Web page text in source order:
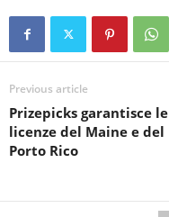
Previous article
Prizepicks garantisce le
licenze del Maine e del
Porto Rico